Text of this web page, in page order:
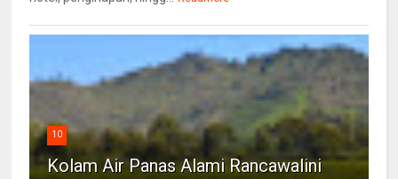
10
Kolam Air Panas Alami Rancawalini